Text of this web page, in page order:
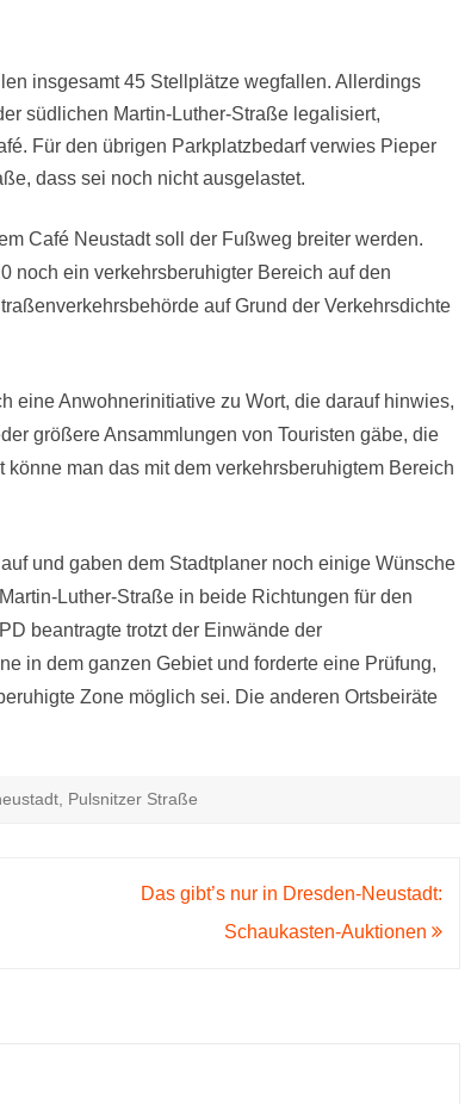
insgesamt 45 Stellplätze wegfallen. Allerdings
südlichen Martin-Luther-Straße legalisiert,
Für den übrigen Parkplatzbedarf verwies Pieper
dass sei noch nicht ausgelastet.
Café Neustadt soll der Fußweg breiter werden.
noch ein verkehrsberuhigter Bereich auf den
auf Grund der Verkehrsdichte
eine Anwohnerinitiative zu Wort, die darauf hinwies,
größere Ansammlungen von Touristen gäbe, die
man das mit dem verkehrsberuhigtem Bereich
und gaben dem Stadtplaner noch einige Wünsche
Luther-Straße in beide Richtungen für den
beantragte trotzt der Einwände der
in dem ganzen Gebiet und forderte eine Prüfung,
Zone möglich sei. Die anderen Ortsbeiräte
, Pulsnitzer Straße
Das gibt’s nur in Dresden-Neustadt:
Schaukasten-Auktionen